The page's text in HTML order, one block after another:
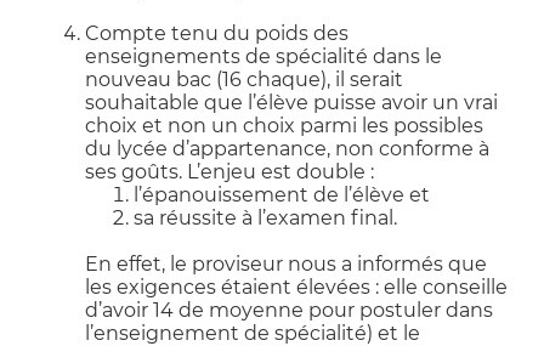
Compte tenu du poids des
enseignements de spécialité dans le
nouveau bac (16 chaque), il serait
souhaitable que l’élève puisse avoir un vrai
choix et non un choix parmi les possibles
du lycée d’appartenance, non conforme à
ses goûts. L’enjeu est double :
l’épanouissement de l’élève et
sa réussite à l’examen final.
En effet, le proviseur nous a informés que
les exigences étaient élevées : elle conseille
d’avoir 14 de moyenne pour postuler dans
l’enseignement de spécialité) et le